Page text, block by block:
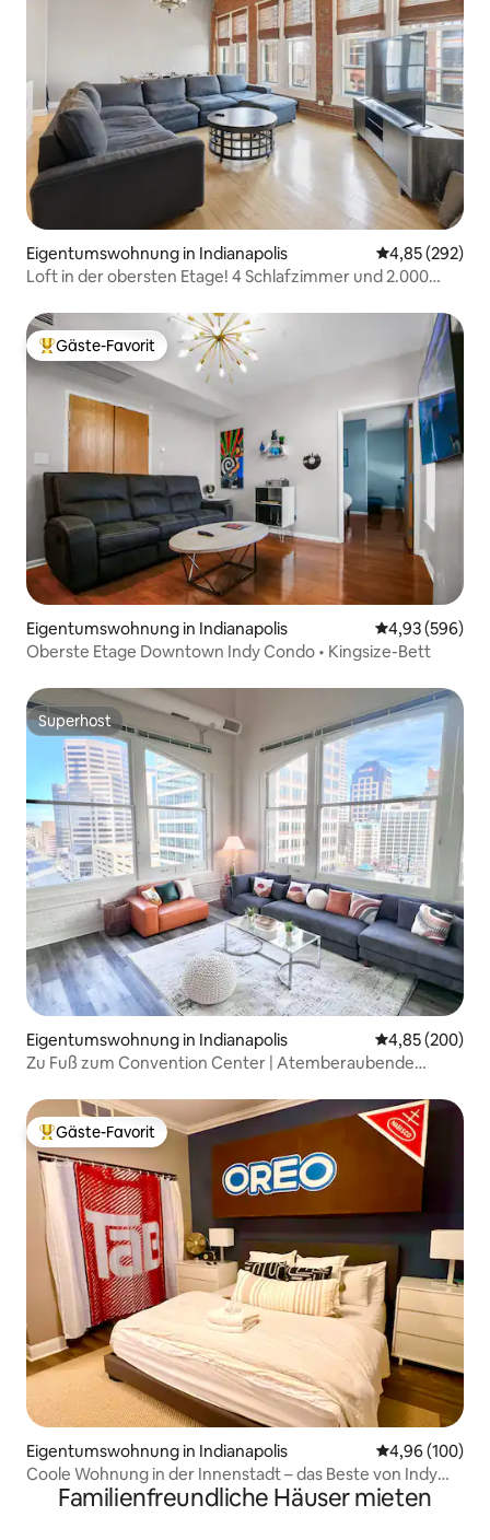
Eigentumswohnung in Indianapolis
4,85 (292)
Loft in der obersten Etage! 4 Schlafzimmer und 2.000
Beliebter Gäste-Favorit.
Gäste-Favorit
Eigentumswohnung in Indianapolis
4,93 (596)
Oberste Etage Downtown Indy Condo • Kingsize-Bett
Superhost
Superhost
Eigentumswohnung in Indianapolis
4,85 (200)
Zu Fuß zum Convention Center | Atemberaubende
Beliebter Gäste-Favorit.
Gäste-Favorit
Eigentumswohnung in Indianapolis
4,96 (100)
Coole Wohnung in der Innenstadt – das Beste von Indy
vor deiner Tür!
Familienfreundliche Häuser mieten